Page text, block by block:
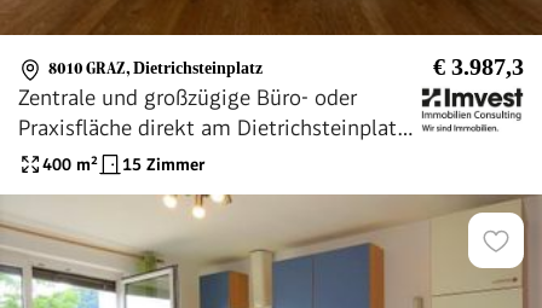
8010 GRAZ, Dietrichsteinplatz € 3.987,3
Zentrale und großzügige Büro- oder
Praxisfläche direkt am Dietrichsteinplatz -
in absoluter Bestlage im Grazer Bezirk
Jakomini!
400 m² 15 Zimmer